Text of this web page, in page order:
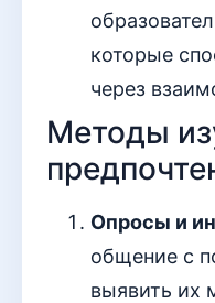
которые
через
Методы
Опросы и
общение с
выявить их